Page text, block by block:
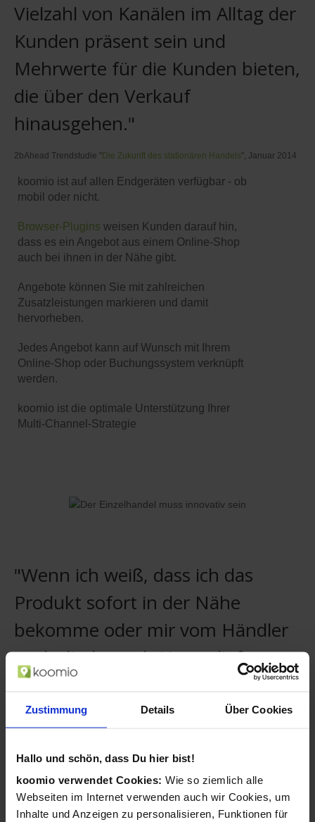
Zustimmung Details Über Cookies
Hallo und schön, dass Du hier bist!
koomio verwendet Cookies: Wie so ziemlich alle
Webseiten im Internet verwenden auch wir Cookies, um
Inhalte und Anzeigen zu personalisieren, Funktionen für
Vielzahl von Kanälen im Alltag der
Kunden präsent sein und
Mehrwerte für die Kunden bieten,
die über den Verkauf
hinausgehen."
2bAhead Trendstudie "Die Zukunft des stationären Handels ", Januar 2014
koomio ist auf allen Endgeräten verfügbar - ob
mobil oder nicht.
Browser-Plugins weisen Kunden darauf hin,
dass es ein Angebot aus einem Online-Shop
auch bei ihnen in der Nähe gibt.
Angebote können Sie mit zahlreichen
Zusatzleistungen markieren und damit
hervorheben.
Jedes Angebot kann auf Wunsch mit Ihrem
Online-Shop oder Buchungssystem verknüpft
werden.
koomio ist die optimale Unterstützung Ihrer
Multi-Channel-Strategie
"Wenn ich weiß, dass ich das
Produkt sofort in der Nähe
bekomme oder mir vom Händler
auch direkt nach Hause liefern
lassen kann, zahle ich auch etwas
mehr."
sehen stets Ihre neuesten Aktivitäten.
Kunden folgen Artikeln mit einem